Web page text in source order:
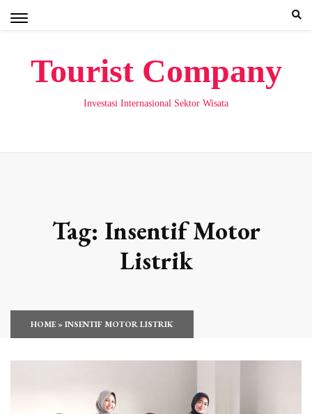
Tourist Company
Investasi Internasional Sektor Wisata
Tag: Insentif Motor
Listrik
HOME»INSENTIF MOTOR LISTRIK